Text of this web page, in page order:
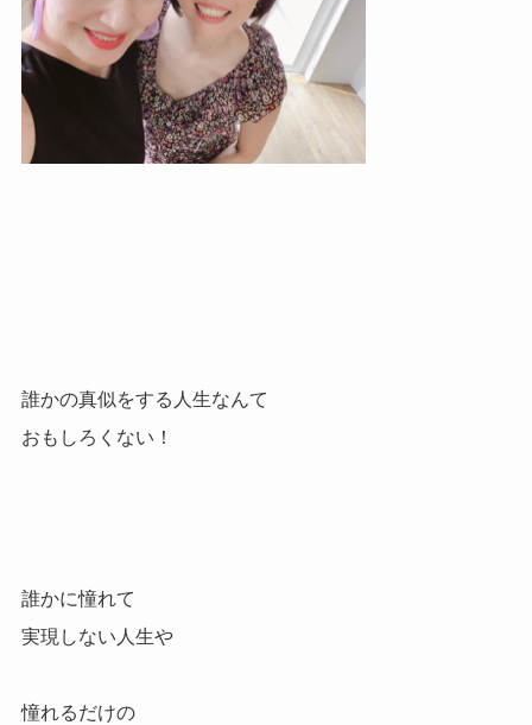
誰かの真似をする人生なんて
おもしろくない！
誰かに憧れて
実現しない人生や
憧れるだけの